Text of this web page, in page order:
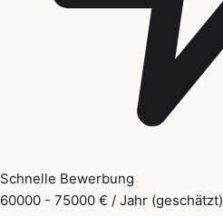
Schnelle Bewerbung
60000 - 75000 € / Jahr (geschätzt)